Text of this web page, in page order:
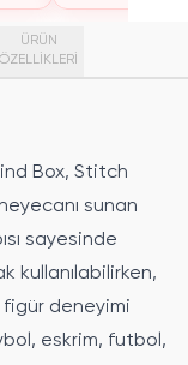
ÜRÜN
ÖZELLIKLERI
Box, Stitch
sunan
sayesinde
kullanılabilirken,
deneyimi
eskrim, futbol,